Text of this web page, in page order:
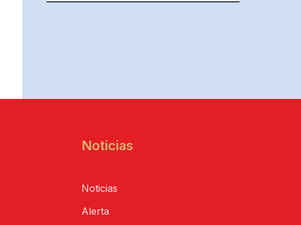
Noticias
Noticias
Alerta